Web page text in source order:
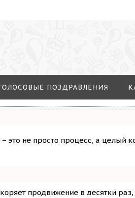
ПОЗДРАВЛЕНИЯ
это не просто процесс, а целый
продвижение в десятки